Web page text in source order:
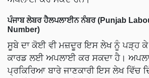
ਪੰਜਾਬ ਲੇਬਰ ਹੈਲਪਲਾਈਨ ਨੰਬਰ (Punjab
Number)
ਸੂਬੇ ਦਾ ਕੋਈ ਵੀ ਮਜ਼ਦੂਰ ਇਸ ਲੇਖ ਨੂੰ ਪੜ੍ਹ ਕੇ
ਕਾਰਡ ਲਈ ਅਪਲਾਈ ਕਰ ਸਕਦਾ ਹੈ।
ਪ੍ਰਕਿਰਿਆ ਬਾਰੇ ਜਾਣਕਾਰੀ ਇਸ ਲੇਖ ਵਿੱਚ